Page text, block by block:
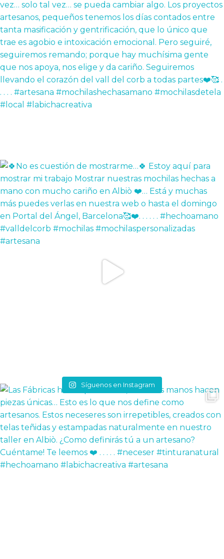
Síguenos en Instagram